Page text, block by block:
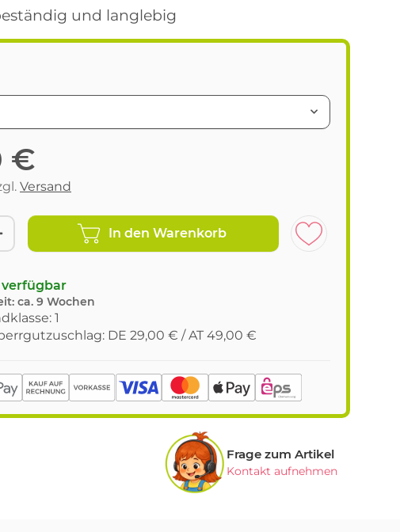
und langlebig
€
Versand
In den Warenkorb
ca. 9 Wochen
1
DE 29,00 € / AT 49,00 €
Frage zum Artikel
Kontakt aufnehmen